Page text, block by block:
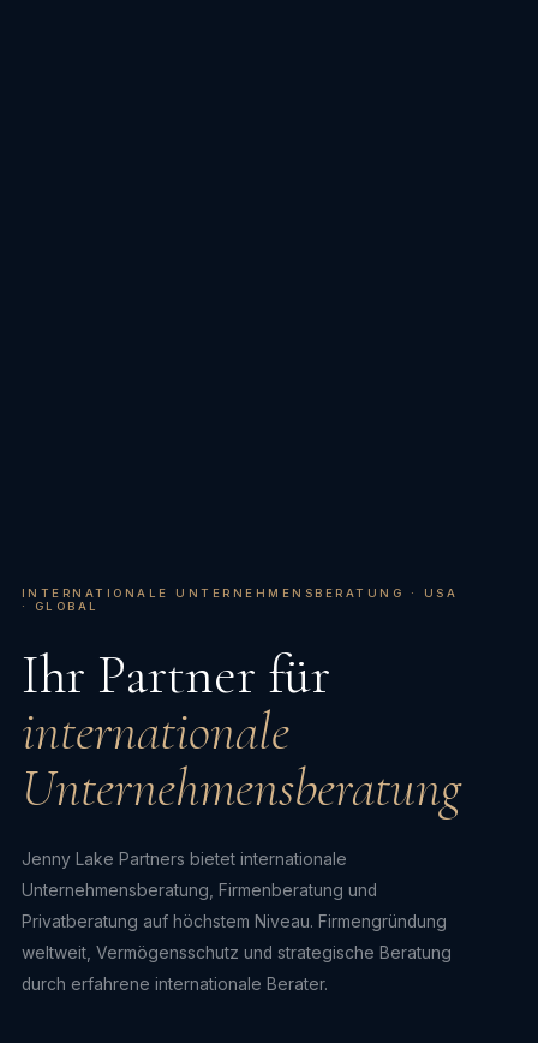
INTERNATIONALE UNTERNEHMENSBERATUNG · USA
· GLOBAL
Ihr Partner für
internationale
Unternehmensberatung
Jenny Lake Partners bietet internationale
Unternehmensberatung, Firmenberatung und
Privatberatung auf höchstem Niveau. Firmengründung
weltweit, Vermögensschutz und strategische Beratung
durch erfahrene internationale Berater.